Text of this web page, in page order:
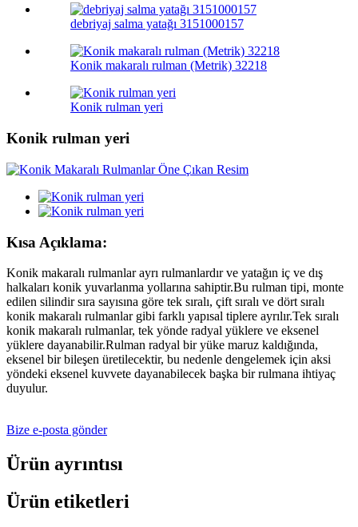
debriyaj salma yatağı 3151000157
Konik makaralı rulman (Metrik) 32218
Konik rulman yeri
Konik rulman yeri
Kısa Açıklama:
Konik makaralı rulmanlar ayrı rulmanlardır ve yatağın iç ve dış
halkaları konik yuvarlanma yollarına sahiptir.Bu rulman tipi, monte
edilen silindir sıra sayısına göre tek sıralı, çift sıralı ve dört sıralı
konik makaralı rulmanlar gibi farklı yapısal tiplere ayrılır.Tek sıralı
konik makaralı rulmanlar, tek yönde radyal yüklere ve eksenel
yüklere dayanabilir.Rulman radyal bir yüke maruz kaldığında,
eksenel bir bileşen üretilecektir, bu nedenle dengelemek için aksi
yöndeki eksenel kuvvete dayanabilecek başka bir rulmana ihtiyaç
duyulur.
Bize e-posta gönder
Ürün ayrıntısı
Ürün etiketleri